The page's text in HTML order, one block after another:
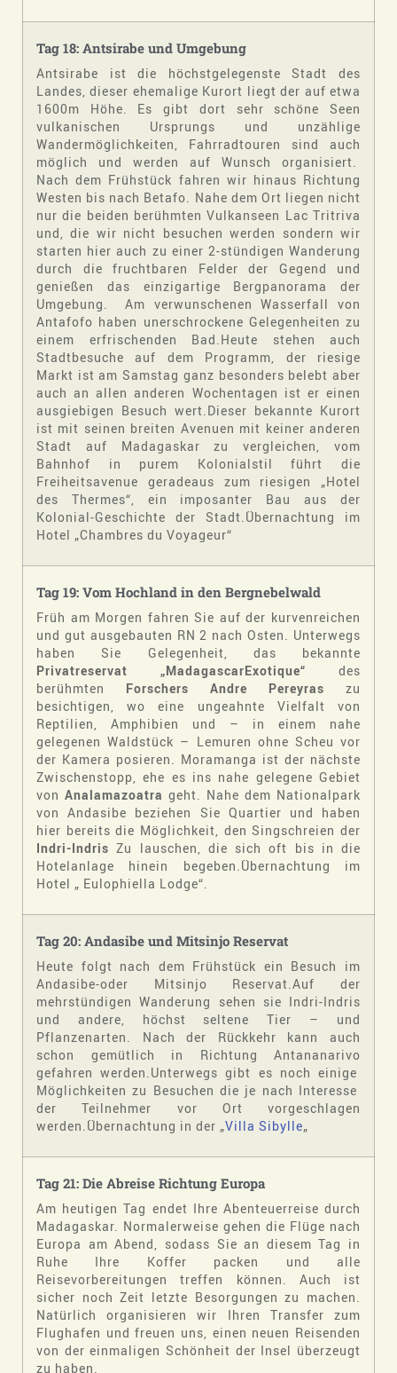
Tag 18: Antsirabe und Umgebung
Antsirabe ist die höchstgelegenste Stadt des
Landes, dieser ehemalige Kurort liegt der auf etwa
1600m Höhe. Es gibt dort sehr schöne Seen
vulkanischen Ursprungs und unzählige
Wandermöglichkeiten, Fahrradtouren sind auch
möglich und werden auf Wunsch organisiert.
Nach dem Frühstück fahren wir hinaus Richtung
Westen bis nach Betafo. Nahe dem Ort liegen nicht
nur die beiden berühmten Vulkanseen Lac Tritriva
und, die wir nicht besuchen werden sondern wir
starten hier auch zu einer 2-stündigen Wanderung
durch die fruchtbaren Felder der Gegend und
genießen das einzigartige Bergpanorama der
Umgebung. Am verwunschenen Wasserfall von
Antafofo haben unerschrockene Gelegenheiten zu
einem erfrischenden Bad.Heute stehen auch
Stadtbesuche auf dem Programm, der riesige
Markt ist am Samstag ganz besonders belebt aber
auch an allen anderen Wochentagen ist er einen
ausgiebigen Besuch wert.Dieser bekannte Kurort
ist mit seinen breiten Avenuen mit keiner anderen
Stadt auf Madagaskar zu vergleichen, vom
Bahnhof in purem Kolonialstil führt die
Freiheitsavenue geradeaus zum riesigen „Hotel
des Thermes“, ein imposanter Bau aus der
Kolonial-Geschichte der Stadt.Übernachtung im
Hotel „Chambres du Voyageur“
Tag 19: Vom Hochland in den Bergnebelwald
Früh am Morgen fahren Sie auf der kurvenreichen
und gut ausgebauten RN 2 nach Osten. Unterwegs
haben Sie Gelegenheit, das bekannte
Privatreservat „MadagascarExotique“ des
berühmten Forschers Andre Pereyras zu
besichtigen, wo eine ungeahnte Vielfalt von
Reptilien, Amphibien und – in einem nahe
gelegenen Waldstück – Lemuren ohne Scheu vor
der Kamera posieren. Moramanga ist der nächste
Zwischenstopp, ehe es ins nahe gelegene Gebiet
von Analamazoatra geht. Nahe dem Nationalpark
von Andasibe beziehen Sie Quartier und haben
hier bereits die Möglichkeit, den Singschreien der
Indri-Indris Zu lauschen, die sich oft bis in die
Hotelanlage hinein begeben.Übernachtung im
Hotel „ Eulophiella Lodge“.
Tag 20: Andasibe und Mitsinjo Reservat
Heute folgt nach dem Frühstück ein Besuch im
Andasibe-oder Mitsinjo Reservat.Auf der
mehrstündigen Wanderung sehen sie Indri-Indris
und andere, höchst seltene Tier – und
Pflanzenarten. Nach der Rückkehr kann auch
schon gemütlich in Richtung Antananarivo
gefahren werden.Unterwegs gibt es noch einige
Möglichkeiten zu Besuchen die je nach Interesse
der Teilnehmer vor Ort vorgeschlagen
werden.Übernachtung in der „Villa Sibylle„
Tag 21: Die Abreise Richtung Europa
Am heutigen Tag endet Ihre Abenteuerreise durch
Madagaskar. Normalerweise gehen die Flüge nach
Europa am Abend, sodass Sie an diesem Tag in
Ruhe Ihre Koffer packen und alle
Reisevorbereitungen treffen können. Auch ist
sicher noch Zeit letzte Besorgungen zu machen.
Natürlich organisieren wir Ihren Transfer zum
Flughafen und freuen uns, einen neuen Reisenden
von der einmaligen Schönheit der Insel überzeugt
zu haben.